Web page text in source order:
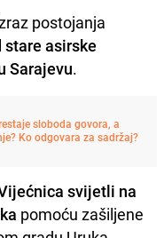
postojanja
stare asirske
Sarajevu.
sloboda govora, a
Ko odgovara za sadržaj?
svijetli na
pomoću zašiljene